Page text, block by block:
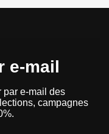
e-mail
par e-mail des
campagnes